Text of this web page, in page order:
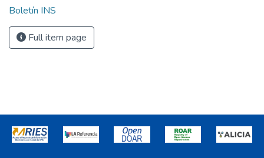
Boletín INS
Full item page